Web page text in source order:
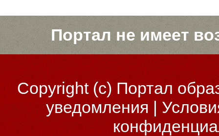
Портал не имеет
Copyright (c)Портал
уведомления |